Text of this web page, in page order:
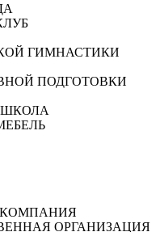
ГИМНАСТИКИ
ПОДГОТОВКИ
КОМПАНИЯ
ОРГАНИЗАЦИЯ